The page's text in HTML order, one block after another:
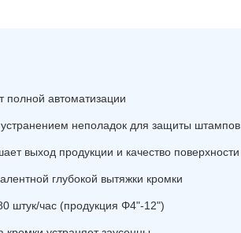
полной автоматизации
неполадок для защиты штампов
выход продукции и качество поверхности
глубокой вытяжки кромки
штук/час (продукция Φ4"-12")